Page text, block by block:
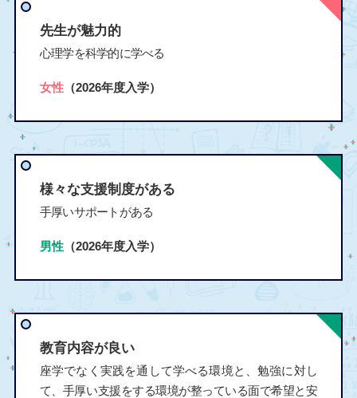
先生が魅力的
心理学を科学的に学べる
女性（2026年度入学）
様々な支援制度がある
手厚いサポートがある
男性（2026年度入学）
教育内容が良い
座学でなく実践を通して学べる環境と、勉強に対し
て、手厚い支援をする環境が整っている面で希望と安